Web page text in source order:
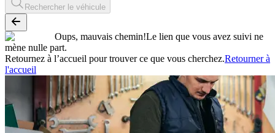
Rechercher le véhicule
Oups, mauvais chemin!Le lien que vous avez suivi ne
mène nulle part.
Retournez à l’accueil pour trouver ce que vous cherchez.Retourner à
l'accueil